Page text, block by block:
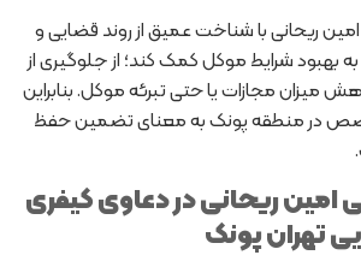
ریحانی با شناخت عمیق از روند قضایی و
به بهبود شرایط موکل کمک کند؛ از جلوگیری از
میزان مجازات یا حتی تبرئه موکل. بنابراین
در منطقه پونک به معنای تضمین حفظ
ریحانی در دعاوی کیفری
تهران پونک